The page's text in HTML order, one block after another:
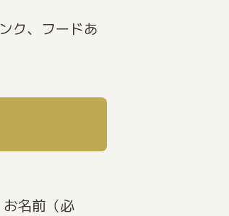
ク、フードあ
名前（必